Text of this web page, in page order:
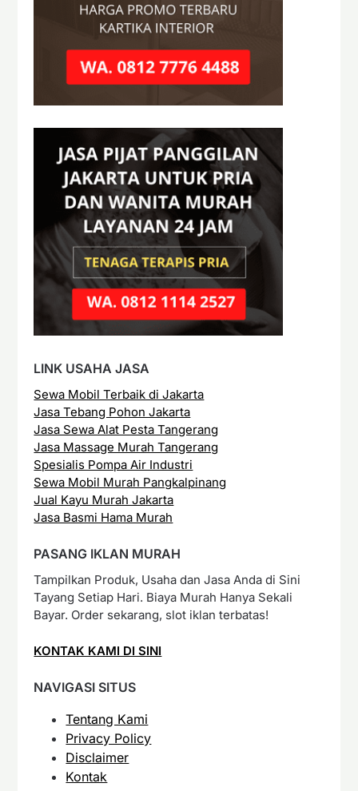
LINK USAHA JASA
Sewa Mobil Terbaik di Jakarta
Jasa Tebang Pohon Jakarta
Jasa Sewa Alat Pesta Tangerang
Jasa Massage Murah Tangerang
Spesialis Pompa Air Industri
Sewa Mobil Murah Pangkalpinang
Jual Kayu Murah Jakarta
Jasa Basmi Hama Murah
PASANG IKLAN MURAH
Tampilkan Produk, Usaha dan Jasa Anda di Sini
Tayang Setiap Hari. Biaya Murah Hanya Sekali
Bayar. Order sekarang, slot iklan terbatas!
KONTAK KAMI DI SINI
NAVIGASI SITUS
Tentang Kami
Privacy Policy
Disclaimer
Kontak